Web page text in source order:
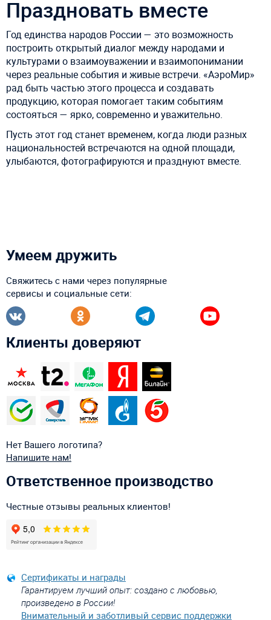
Праздновать вместе
Год единства народов России — это возможность
построить открытый диалог между народами и
культурами о взаимоуважении и взаимопонимании
через реальные события и живые встречи. «АэроМир»
рад быть частью этого процесса и создавать
продукцию, которая помогает таким событиям
состояться — ярко, современно и уважительно.
Пусть этот год станет временем, когда люди разных
национальностей встречаются на одной площади,
улыбаются, фотографируются и празднуют вместе.
Умеем дружить
Свяжитесь с нами через популярные
сервисы и социальные сети:
Клиенты доверяют
Нет Вашего логотипа?
Напишите нам!
Ответственное производство
Честные отзывы реальных клиентов!
Сертификаты и награды
Гарантируем лучший опыт: создано с любовью,
произведено в России!
Внимательный и заботливый сервис поддержки